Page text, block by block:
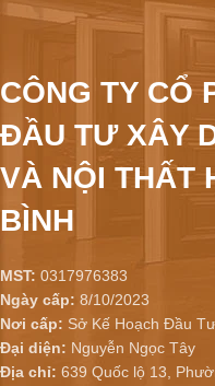
CÔNG TY CỔ
ĐẦU TƯ XÂY
VÀ NỘI THẤT
BÌNH
MST: 0317976383
Ngày cấp: 8/10/2023
Nơi cấp: Sở Kế Hoạch Đầu
Đại diện: Nguyễn Ngọc Tây
Địa chỉ: 639 Quốc lộ 13,